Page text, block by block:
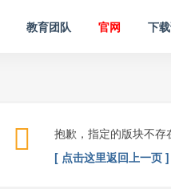
教育团队 官网 下
抱歉，指定的版块不存
[ 点击这里返回上一页 ]